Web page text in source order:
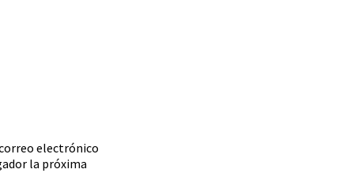
electrónico
la próxima